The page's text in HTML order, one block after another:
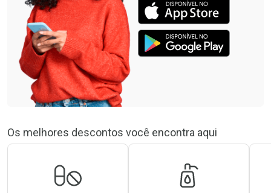
Os melhores descontos você encontra aqui